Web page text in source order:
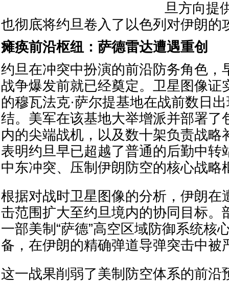
旦方向提
也彻底将约旦卷入了以色列对伊朗的
瘫痪前沿枢纽：萨德雷达遭遇重创
约旦在冲突中扮演的前沿防务角色，
战争爆发前就已经奠定。卫星图像证
的穆瓦法克·萨尔提基地在战前数日
结。美军在该基地大举增派并部署了
内的尖端战机，以及数十架负责战略
表明约旦早已超越了普通的后勤中转
中东冲突、压制伊朗防空的核心战略
根据对战时卫星图像的分析，伊朗在
击范围扩大至约旦境内的协同目标。
一部美制“萨德”高空区域防御系统核
备，在伊朗的精确弹道导弹突击中被
这一战果削弱了美制防空体系的前沿